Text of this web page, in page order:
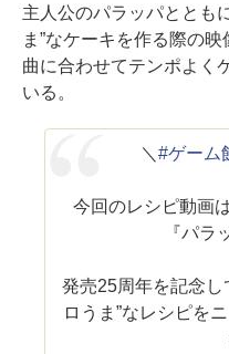
主人公のパラッパととも
ま”なケーキを作る際の
曲に合わせてテンポよく
いる。
＼#ゲーム
今回のレシピ動画
『パラ
発売25周年を記念し
ロうま”なレシピを